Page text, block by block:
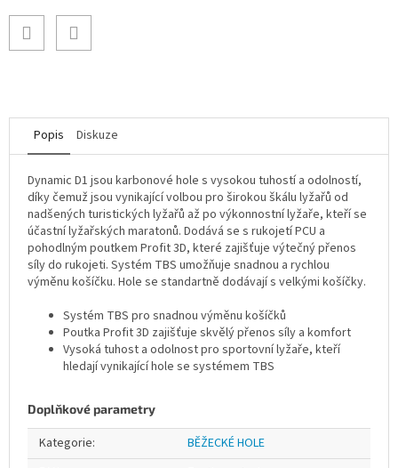
Popis Diskuze
Dynamic D1 jsou karbonové hole s vysokou tuhostí a odolností,
díky čemuž jsou vynikající volbou pro širokou škálu lyžařů od
nadšených turistických lyžařů až po výkonnostní lyžaře, kteří se
účastní lyžařských maratonů. Dodává se s rukojetí PCU a
pohodlným poutkem Profit 3D, které zajišťuje výtečný přenos
síly do rukojeti. Systém TBS umožňuje snadnou a rychlou
výměnu košíčku. Hole se standartně dodávají s velkými košíčky.
Systém TBS pro snadnou výměnu košíčků
Poutka Profit 3D zajišťuje skvělý přenos síly a komfort
Vysoká tuhost a odolnost pro sportovní lyžaře, kteří
hledají vynikající hole se systémem TBS
Doplňkové parametry
Kategorie:
BĚŽECKÉ HOLE